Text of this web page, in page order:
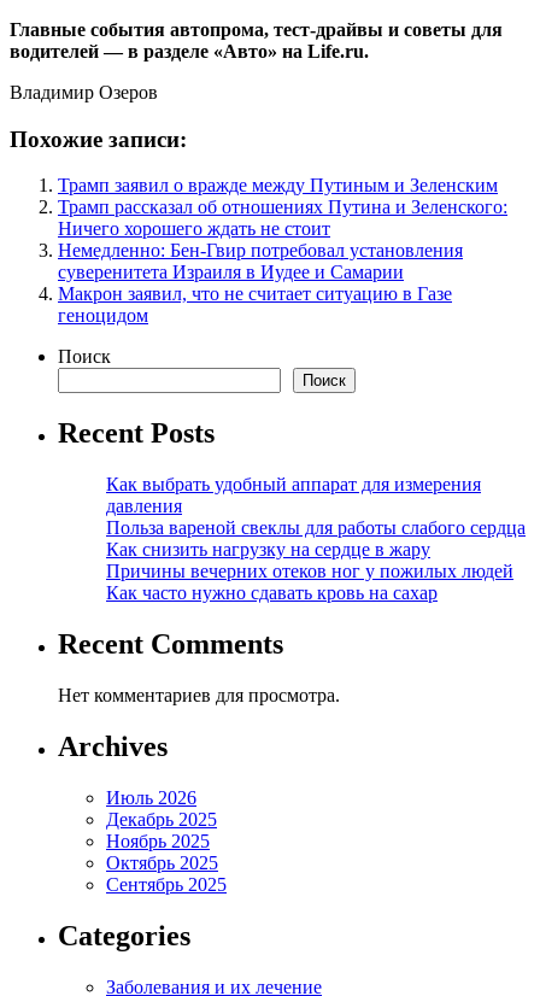
Главные события автопрома, тест-драйвы и советы для
водителей — в разделе «Авто» на Life.ru.
Владимир Озеров
Похожие записи:
Трамп заявил о вражде между Путиным и Зеленским
Трамп рассказал об отношениях Путина и Зеленского:
Ничего хорошего ждать не стоит
Немедленно: Бен-Гвир потребовал установления
суверенитета Израиля в Иудее и Самарии
Макрон заявил, что не считает ситуацию в Газе
геноцидом
Поиск
Поиск
Recent Posts
Как выбрать удобный аппарат для измерения
давления
Польза вареной свеклы для работы слабого сердца
Как снизить нагрузку на сердце в жару
Причины вечерних отеков ног у пожилых людей
Как часто нужно сдавать кровь на сахар
Recent Comments
Нет комментариев для просмотра.
Archives
Июль 2026
Декабрь 2025
Ноябрь 2025
Октябрь 2025
Сентябрь 2025
Categories
Заболевания и их лечение